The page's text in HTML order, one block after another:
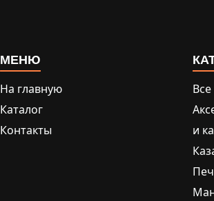
МЕНЮ
На главную
Каталог
Контакты
и